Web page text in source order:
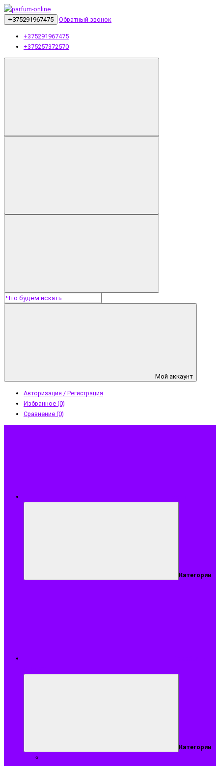
+375291967475 Обратный звонок
+375291967475
+375257372570
Мой аккаунт
Авторизация / Регистрация
Избранное (0)
Сравнение (0)
Категории
Категории